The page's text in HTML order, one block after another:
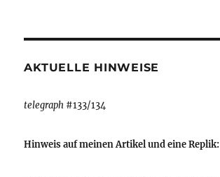
AKTUELLE HINWEISE
telegraph #133/134
Hinweis auf meinen Artikel und eine Replik: